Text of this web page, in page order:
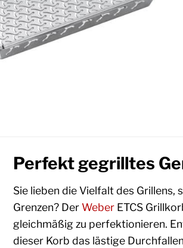
Perfekt gegrilltes
Sie lieben die Vielfalt des
Grenzen? Der Weber ETCS
gleichmäßig zu perfektionieren.
dieser Korb das lästige